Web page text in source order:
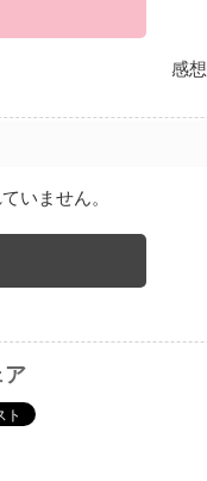
感
いません。
ア